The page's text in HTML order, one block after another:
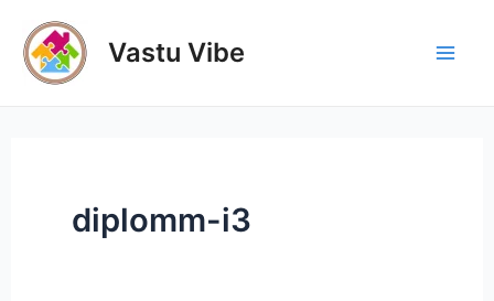
content
Vastu Vibe
diplomm-i3